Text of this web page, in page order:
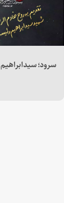
سرود؛ سیدابراهیم